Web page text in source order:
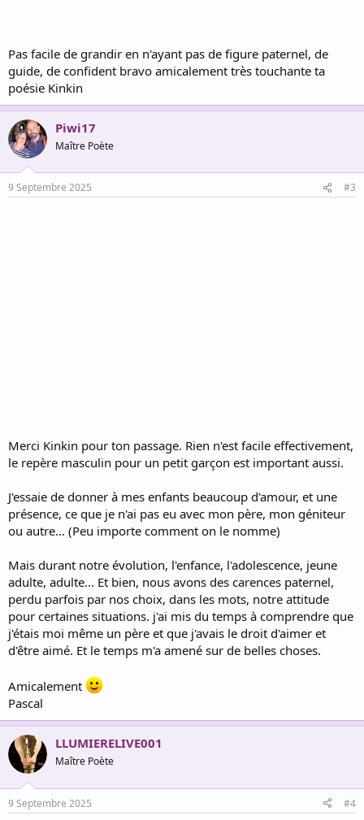
Pas facile de grandir en n'ayant pas de figure paternel, de
guide, de confident bravo amicalement très touchante ta
poésie Kinkin
Piwi17
Maître Poète
9 Septembre 2025 #3
Merci Kinkin pour ton passage. Rien n'est facile effectivement,
le repère masculin pour un petit garçon est important aussi.
J'essaie de donner à mes enfants beaucoup d'amour, et une
présence, ce que je n'ai pas eu avec mon père, mon géniteur
ou autre... (Peu importe comment on le nomme)
Mais durant notre évolution, l'enfance, l'adolescence, jeune
adulte, adulte... Et bien, nous avons des carences paternel,
perdu parfois par nos choix, dans les mots, notre attitude
pour certaines situations. j'ai mis du temps à comprendre que
j'étais moi même un père et que j'avais le droit d'aimer et
d'être aimé. Et le temps m'a amené sur de belles choses.
Amicalement
Pascal
LLUMIERELIVE001
Maître Poète
9 Septembre 2025 #4